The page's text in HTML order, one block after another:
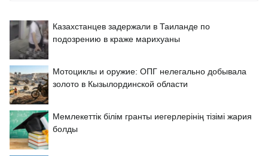
Казахстанцев задержали в Таиланде по
подозрению в краже марихуаны
Мотоциклы и оружие: ОПГ нелегально добывала
золото в Кызылординской области
Мемлекеттік білім гранты иегерлерінің тізімі жария
болды